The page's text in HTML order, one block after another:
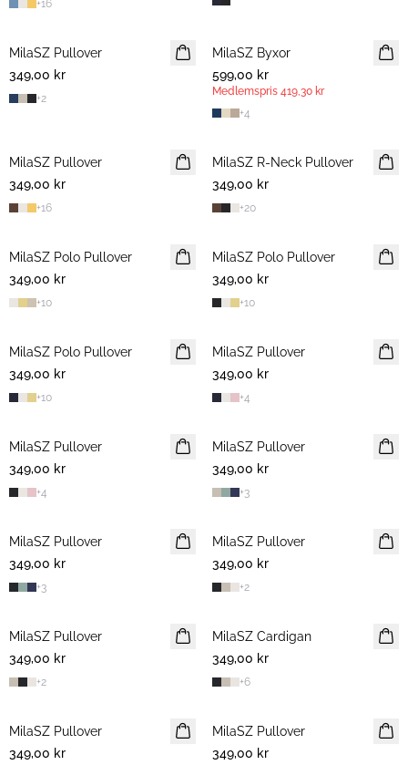
+16
NYHET
MilaSZ Pullover
349,00 kr
+2
NYHET
MEDLEMSERBJUDANDE
MilaSZ Byxor
599,00 kr
Medlemspris 419,30 kr
+4
MilaSZ Pullover
349,00 kr
+16
MilaSZ R-Neck Pullover
349,00 kr
+20
MilaSZ Polo Pullover
349,00 kr
+10
MilaSZ Polo Pullover
349,00 kr
+10
MilaSZ Polo Pullover
349,00 kr
+10
MilaSZ Pullover
349,00 kr
+4
MilaSZ Pullover
349,00 kr
+4
MilaSZ Pullover
349,00 kr
+3
MilaSZ Pullover
349,00 kr
+3
MilaSZ Pullover
349,00 kr
+2
MilaSZ Pullover
349,00 kr
+2
MilaSZ Cardigan
349,00 kr
+6
MilaSZ Pullover
349,00 kr
MilaSZ Pullover
349,00 kr